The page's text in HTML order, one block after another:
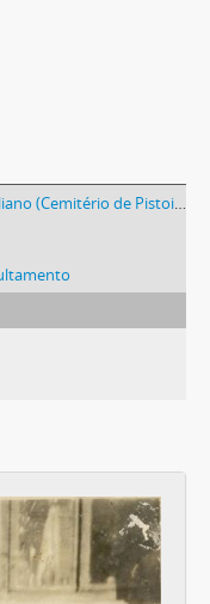
(Cemitério de Pistoia)